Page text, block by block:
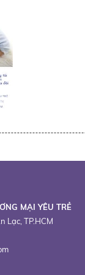
MẠI YÊU TRẺ
Lạc, TP.HCM